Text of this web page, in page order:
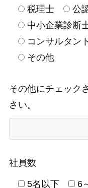
税理士
公
中小企業診断
コンサルタント
その他
その他にチェック
さい。
社員数
5名以下 6